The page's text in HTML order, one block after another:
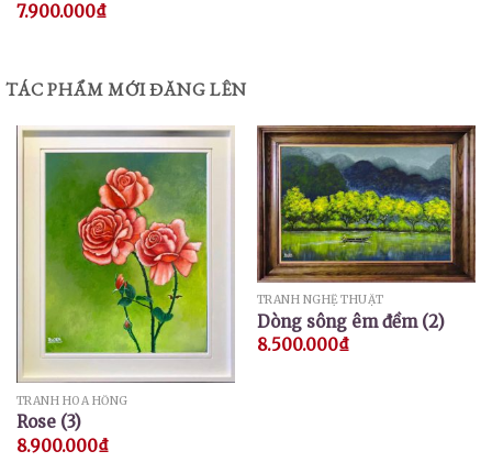
7.900.000₫
TÁC PHẨM MỚI ĐĂNG LÊN
TRANH HOA HỒNG
Rose (3)
8.900.000₫
TRANH NGHỆ THUẬT
Dòng sông êm đềm (2)
8.500.000₫